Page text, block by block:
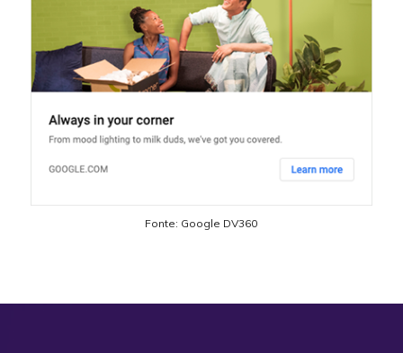
Fonte: Google DV360